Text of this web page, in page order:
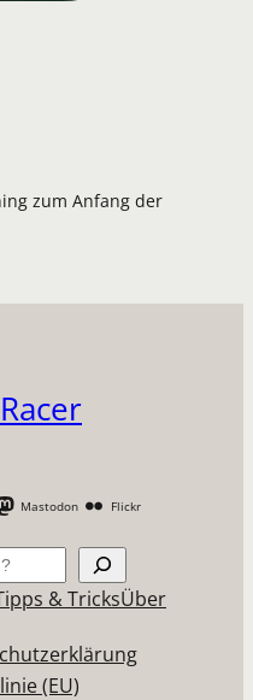
zum Anfang der
Mastodon Flickr
& TricksÜber
(EU)